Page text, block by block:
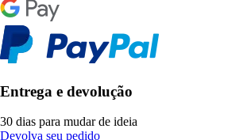
Entrega e devolução
30 dias para mudar de ideia
Devolva seu pedido